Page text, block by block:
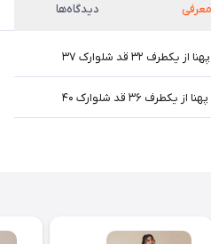
معرفی دیدگاه‌ها